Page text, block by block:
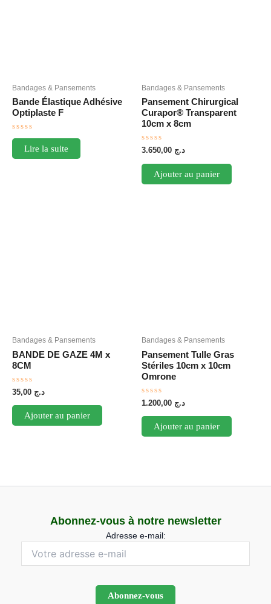
Bandages & Pansements
Bande Élastique Adhésive
Optiplaste F
Note
sur
5
Lire la suite
Bandages & Pansements
Pansement Chirurgical
Curapor® Transparent
10cm x 8cm
Note
sur
د.ج
Ajouter au panier
Bandages & Pansements
BANDE DE GAZE 4M x
8CM
Note
0
sur
د.ج
Ajouter au panier
Bandages & Pansements
Pansement Tulle Gras
Stériles 10cm x 10cm
Omrone
Note
0
sur
د.ج
Ajouter au panier
Abonnez-vous à notre newsletter
Adresse e-mail: